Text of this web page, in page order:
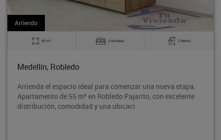
3 Alcobas 2 Baños
ideal para comenzar una nueva etapa.
m² en Robledo Pajarito, con excelente
y una ubicaci
Arriendo
Excelente
tradicional